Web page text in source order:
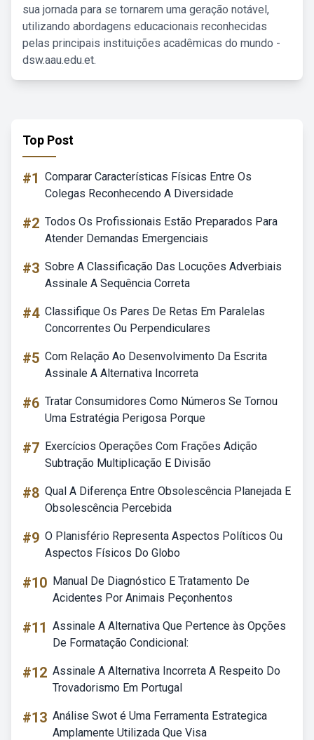
sua jornada para se tornarem uma geração notável,
utilizando abordagens educacionais reconhecidas
pelas principais instituições acadêmicas do mundo -
dsw.aau.edu.et.
Top Post
#1 Comparar Características Físicas Entre Os
Colegas Reconhecendo A Diversidade
#2 Todos Os Profissionais Estão Preparados Para
Atender Demandas Emergenciais
#3 Sobre A Classificação Das Locuções Adverbiais
Assinale A Sequência Correta
#4 Classifique Os Pares De Retas Em Paralelas
Concorrentes Ou Perpendiculares
#5 Com Relação Ao Desenvolvimento Da Escrita
Assinale A Alternativa Incorreta
#6 Tratar Consumidores Como Números Se Tornou
Uma Estratégia Perigosa Porque
#7 Exercícios Operações Com Frações Adição
Subtração Multiplicação E Divisão
#8 Qual A Diferença Entre Obsolescência Planejada E
Obsolescência Percebida
#9 O Planisfério Representa Aspectos Políticos Ou
Aspectos Físicos Do Globo
#10 Manual De Diagnóstico E Tratamento De
Acidentes Por Animais Peçonhentos
#11 Assinale A Alternativa Que Pertence às Opções
De Formatação Condicional:
#12 Assinale A Alternativa Incorreta A Respeito Do
Trovadorismo Em Portugal
#13 Análise Swot é Uma Ferramenta Estrategica
Amplamente Utilizada Que Visa